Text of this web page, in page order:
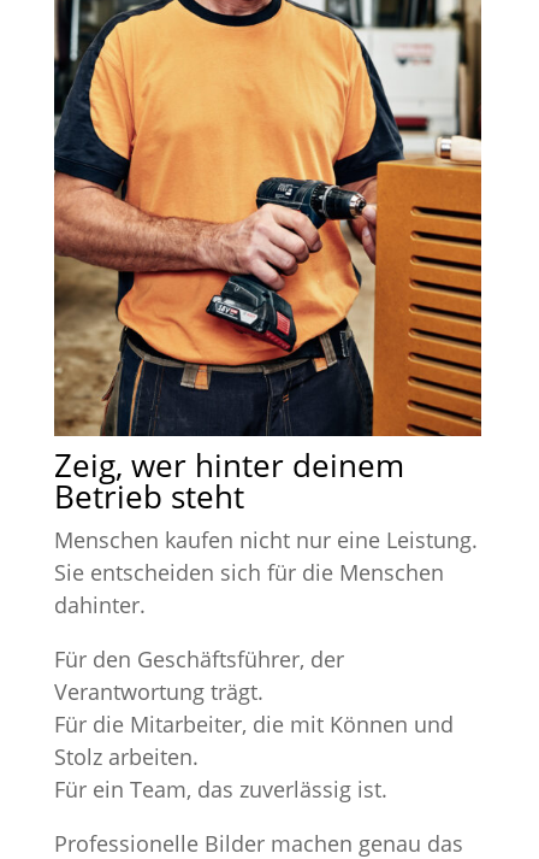
Zeig, wer hinter deinem
Betrieb steht
Menschen kaufen nicht nur eine Leistung.
Sie entscheiden sich für die Menschen
dahinter.
Für den Geschäftsführer, der
Verantwortung trägt.
Für die Mitarbeiter, die mit Können und
Stolz arbeiten.
Für ein Team, das zuverlässig ist.
Professionelle Bilder machen genau das